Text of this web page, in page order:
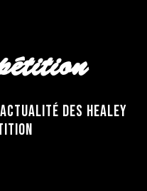
des healey